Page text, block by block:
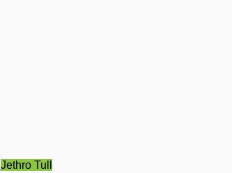
Jethro Tull